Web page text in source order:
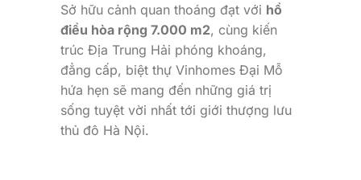
Sở hữu cảnh quan thoáng đạt với hồ
điều hòa rộng 7.000 m2, cùng kiến
trúc Địa Trung Hải phóng khoáng,
đẳng cấp, biệt thự Vinhomes Đại Mỗ
hứa hẹn sẽ mang đến những giá trị
sống tuyệt vời nhất tới giới thượng lưu
thủ đô Hà Nội.